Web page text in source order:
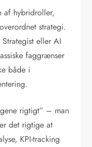
af hybridroller,
strategi.
eller AI
faggrænser
både i
rigtigt” – man
det rigtige at
KPI-tracking